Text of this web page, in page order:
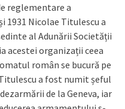
reglementare a
1931 Nicolae Titulescu a
al Adunării Societății
acestei organizații ceea
român se bucură pe
a fost numit șeful
de la Geneva, iar